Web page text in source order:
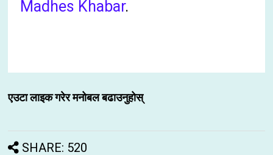
Madhes Khabar.
एउटा लाइक गरेर मनोबल बढाउनुहोस्
SHARE: 520